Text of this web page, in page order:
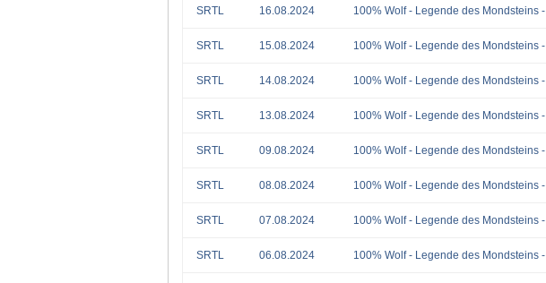
SRTL 16.08.2024 100% Wolf - Legende des Mondsteins -
SRTL 15.08.2024 100% Wolf - Legende des Mondsteins -
SRTL 14.08.2024 100% Wolf - Legende des Mondsteins -
SRTL 13.08.2024 100% Wolf - Legende des Mondsteins -
SRTL 09.08.2024 100% Wolf - Legende des Mondsteins -
SRTL 08.08.2024 100% Wolf - Legende des Mondsteins -
SRTL 07.08.2024 100% Wolf - Legende des Mondsteins -
SRTL 06.08.2024 100% Wolf - Legende des Mondsteins -